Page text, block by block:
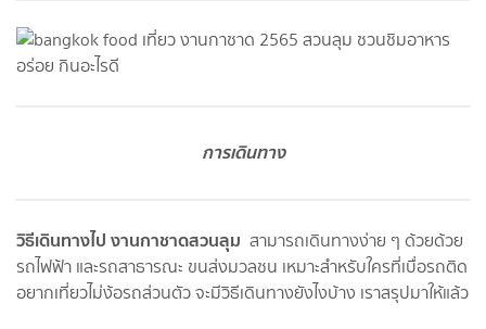
การเดินทาง
วิธีเดินทางไป งานกาชาดสวนลุม สามารถเดินทางง่าย ๆ ด้วยด้วย
รถไฟฟ้า และรถสาธารณะ ขนส่งมวลชน เหมาะสำหรับใครที่เบื่อรถติด
อยากเที่ยวไม่ง้อรถส่วนตัว จะมีวิธีเดินทางยังไงบ้าง เราสรุปมาให้แล้ว